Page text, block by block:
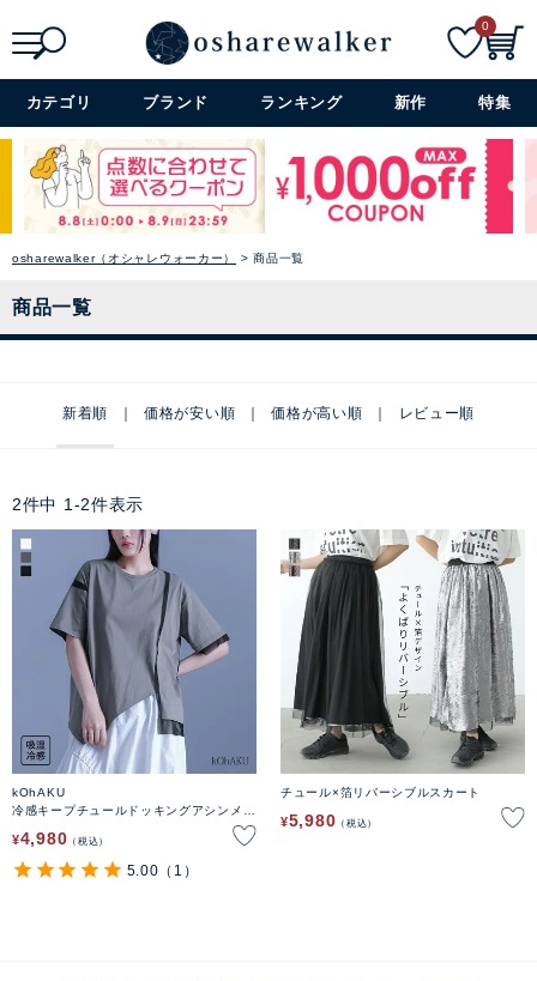
詳細検索+
0
カテゴリ ブランド ランキング 新作 特集
osharewalker（オシャレウォーカー） 商品一覧
商品一覧
新着順 価格が安い順 価格が高い順 レビュー順
2件中 1 -2件表示
kOhAKU
冷感キープチュールドッキングアシンメト
¥4,980 税込
5.00 （1）
チュール×箔リバーシブルスカート
¥5,980 税込